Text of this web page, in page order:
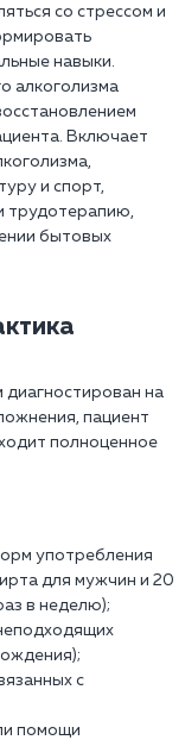
со стрессом и
навыки.
алкоголизма
Включает
и спорт,
трудотерапию,
бытовых
диагностирован на
пациент
полноценное
употребления
для мужчин и 20
в неделю);
с
помощи